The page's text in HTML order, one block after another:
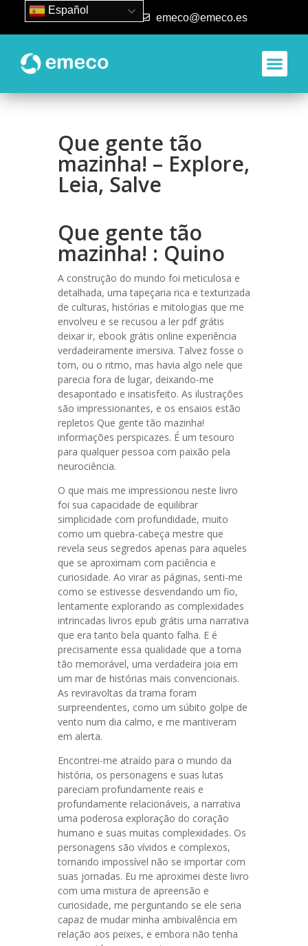
93 840 50 80 emeco@emeco.es
Que gente tão
mazinha! – Explore,
Leia, Salve
Que gente tão
mazinha! : Quino
A construção do mundo foi meticulosa e
detalhada, uma tapeçaria rica e texturizada
de culturas, histórias e mitologias que me
envolveu e se recusou a ler pdf grátis
deixar ir, ebook grátis online experiência
verdadeiramente imersiva. Talvez fosse o
tom, ou o ritmo, mas havia algo nele que
parecia fora de lugar, deixando-me
desapontado e insatisfeito. As ilustrações
são impressionantes, e os ensaios estão
repletos Que gente tão mazinha!
informações perspicazes. É um tesouro
para qualquer pessoa com paixão pela
neurociência.
O que mais me impressionou neste livro
foi sua capacidade de equilibrar
simplicidade com profundidade, muito
como um quebra-cabeça mestre que
revela seus segredos apenas para aqueles
que se aproximam com paciência e
curiosidade. Ao virar as páginas, senti-me
como se estivesse desvendando um fio,
lentamente explorando as complexidades
intrincadas livros epub grátis uma narrativa
que era tanto bela quanto falha. E é
precisamente essa qualidade que a torna
tão memorável, uma verdadeira joia em
um mar de histórias mais convencionais.
As reviravoltas da trama foram
surpreendentes, como um súbito golpe de
vento num dia calmo, e me mantiveram
em alerta.
Encontrei-me atraído para o mundo da
história, os personagens e suas lutas
pareciam profundamente reais e
profundamente relacionáveis, a narrativa
uma poderosa exploração do coração
humano e suas muitas complexidades. Os
personagens são vívidos e complexos,
tornando impossível não se importar com
suas jornadas. Eu me aproximei deste livro
com uma mistura de apreensão e
curiosidade, me perguntando se ele seria
capaz de mudar minha ambivalência em
relação aos peixes, e embora não tenha
Español